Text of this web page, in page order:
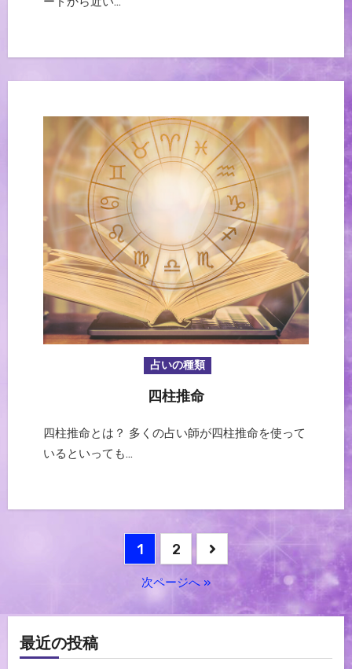
占いの種類
四柱推命
四柱推命とは？ 多くの占い師が四柱推命を使って
いるといっても…
ゲ
1 2
次ページへ »
最近の投稿